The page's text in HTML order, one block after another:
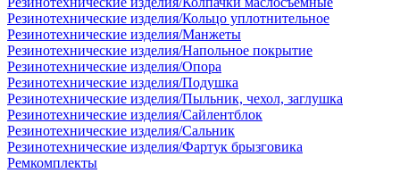
Резинотехнические изделия/Кольцо уплотнительное
Резинотехнические изделия/Манжеты
Резинотехнические изделия/Напольное покрытие
Резинотехнические изделия/Опора
Резинотехнические изделия/Подушка
Резинотехнические изделия/Пыльник, чехол, заглушка
Резинотехнические изделия/Сайлентблок
Резинотехнические изделия/Сальник
Резинотехнические изделия/Фартук брызговика
Ремкомплекты